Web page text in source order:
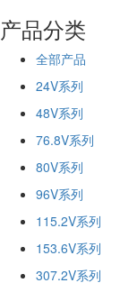
产品分类
全部产品
24V系列
48V系列
76.8V系列
80V系列
96V系列
115.2V系列
153.6V系列
307.2V系列